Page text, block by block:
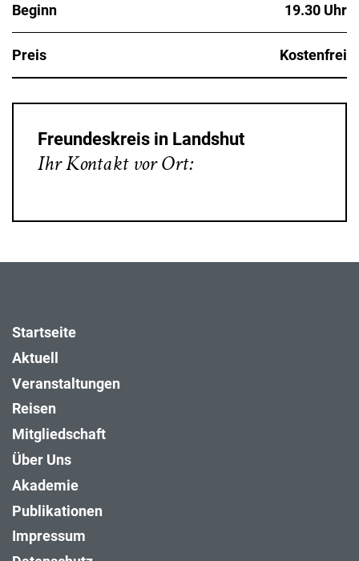
Beginn 19.30 Uhr
Preis Kostenfrei
Freundeskreis in Landshut
Ihr Kontakt vor Ort:
Startseite
Aktuell
Veranstaltungen
Reisen
Mitgliedschaft
Über Uns
Akademie
Publikationen
Impressum